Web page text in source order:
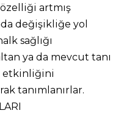
özelliği artmış
değişikliğe yol
sağlığı
ya da mevcut tanı
etkinliğini
tanımlanırlar.